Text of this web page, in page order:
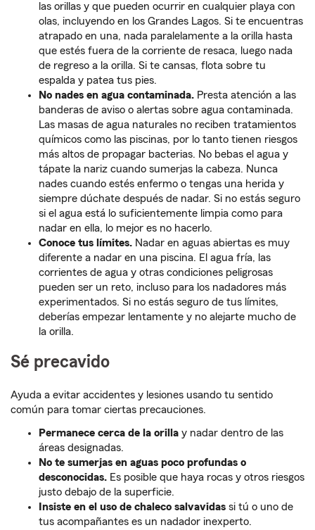
las orillas y que pueden ocurrir en cualquier playa con
olas, incluyendo en los Grandes Lagos. Si te encuentras
atrapado en una, nada paralelamente a la orilla hasta
que estés fuera de la corriente de resaca, luego nada
de regreso a la orilla. Si te cansas, flota sobre tu
espalda y patea tus pies.
No nades en agua contaminada. Presta atención a las
banderas de aviso o alertas sobre agua contaminada.
Las masas de agua naturales no reciben tratamientos
químicos como las piscinas, por lo tanto tienen riesgos
más altos de propagar bacterias. No bebas el agua y
tápate la nariz cuando sumerjas la cabeza. Nunca
nades cuando estés enfermo o tengas una herida y
siempre dúchate después de nadar. Si no estás seguro
si el agua está lo suficientemente limpia como para
nadar en ella, lo mejor es no hacerlo.
Conoce tus límites. Nadar en aguas abiertas es muy
diferente a nadar en una piscina. El agua fría, las
corrientes de agua y otras condiciones peligrosas
pueden ser un reto, incluso para los nadadores más
experimentados. Si no estás seguro de tus límites,
deberías empezar lentamente y no alejarte mucho de
la orilla.
Sé precavido
Ayuda a evitar accidentes y lesiones usando tu sentido
común para tomar ciertas precauciones.
Permanece cerca de la orilla y nadar dentro de las
áreas designadas.
No te sumerjas en aguas poco profundas o
desconocidas. Es posible que haya rocas y otros riesgos
justo debajo de la superficie.
Insiste en el uso de chaleco salvavidas si tú o uno de
tus acompañantes es un nadador inexperto.